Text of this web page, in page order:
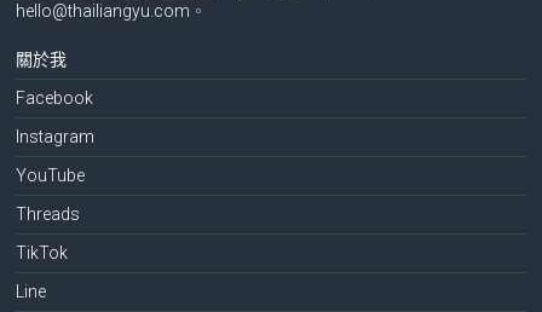
hello@thailiangyu.com 。
關於我
Facebook
Instagram
YouTube
Threads
TikTok
Line